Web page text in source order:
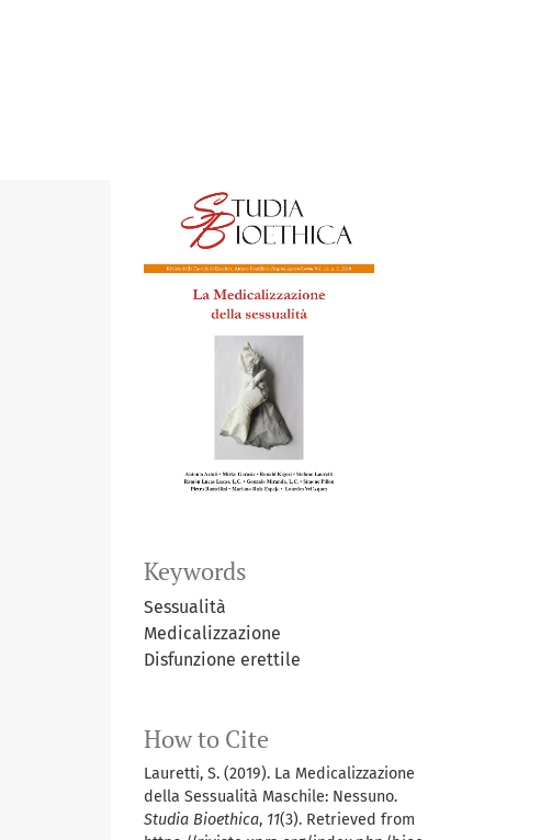
Keywords
Sessualità
Medicalizzazione
Disfunzione erettile
How to Cite
Lauretti, S. (2019). La Medicalizzazione
della Sessualità Maschile: Nessuno.
Studia Bioethica, 11(3). Retrieved from